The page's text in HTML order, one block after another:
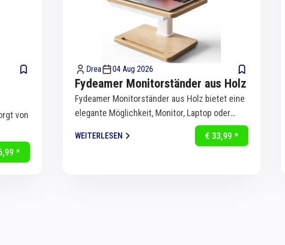
von
Bad.
*
Drea 04 Aug 2026
Fydeamer Monitorständer aus Holz
Fydeamer Monitorständer aus Holz bietet eine
elegante Möglichkeit, Monitor, Laptop oder
Bildschirm ergonomisch auf Augenhöhe zu...
WEITERLESEN € 33,99 *